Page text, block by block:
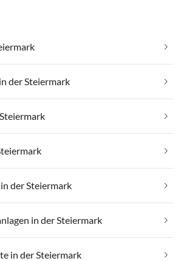
der Steiermark
der Steiermark
in der Steiermark
in der Steiermark